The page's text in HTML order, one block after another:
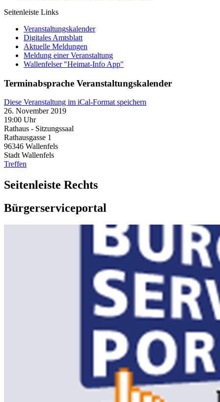
Seitenleiste Links
Veranstaltungskalender
Digitales Amtsblatt
Aktuelle Meldungen
Meldung einer Veranstaltung
Wallenfelser "Heimat-Info App"
Terminabsprache Veranstaltungskalender
Diese Veranstaltung im iCal-Format speichern
26. November 2019
19:00 Uhr
Rathaus - Sitzungssaal
Rathausgasse 1
96346 Wallenfels
Stadt Wallenfels
Treffen
Seitenleiste Rechts
Bürgerserviceportal